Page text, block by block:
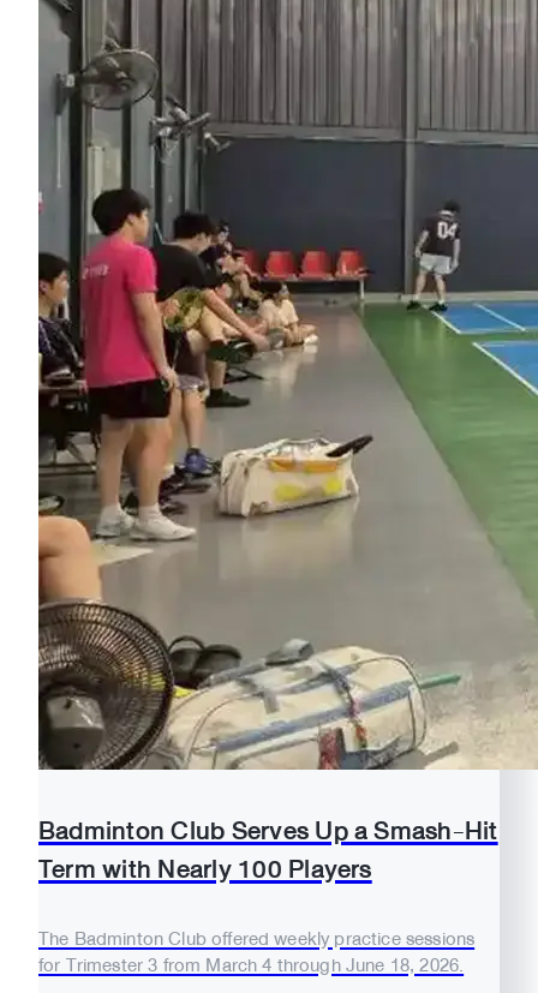
Badminton Club Serves Up a Smash-Hit
Term with Nearly 100 Players
The Badminton Club offered weekly practice sessions
for Trimester 3 from March 4 through June 18, 2026.